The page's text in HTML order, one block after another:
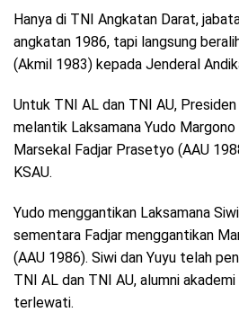
Hanya di TNI Angkatan Darat,
angkatan 1986, tapi langsung
(Akmil 1983) kepada Jenderal
Untuk TNI AL dan TNI AU,
melantik Laksamana Yudo
Marsekal Fadjar Prasetyo (AAU
KSAU.
Yudo menggantikan Laksamana
sementara Fadjar menggantikan
(AAU 1986). Siwi dan Yuyu telah
TNI AL dan TNI AU, alumni
terlewati.